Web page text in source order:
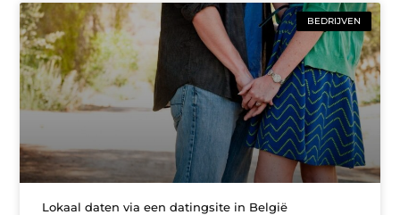
BEDRIJVEN
Lokaal daten via een datingsite in België